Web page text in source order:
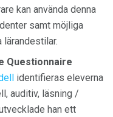
kan använda denna
samt möjliga
Questionnaire
identifieras eleverna
auditiv, läsning /
han ett